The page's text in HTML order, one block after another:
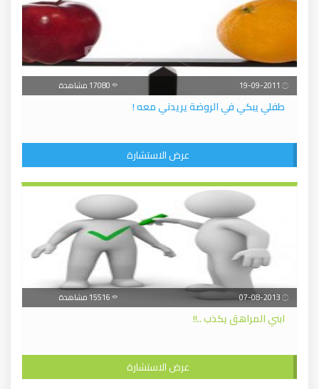
طفلي يبكي في الروضة يريدني معه !
عرض الاستشارة
ابني المراهق يكذب ..!!
عرض الاستشارة